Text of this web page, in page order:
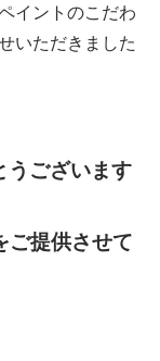
イントのこだわ
いただきました
うございます
ご提供させて